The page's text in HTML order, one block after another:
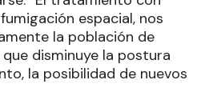
espacial, nos
la población de
disminuye la postura
la posibilidad de nuevos